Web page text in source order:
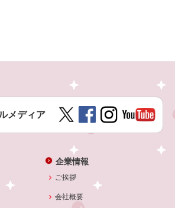
メディア
企業情報
ご挨拶
会社概要